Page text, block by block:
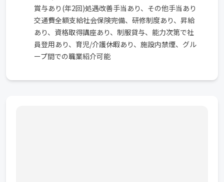
賞与あり(年2回)処遇改善手当あり、その他手当あり
交通費全額支給社会保険完備、研修制度あり、昇給
あり、資格取得講座あり、制服貸与、能力次第で社
員登用あり、育児/介護休暇あり、施設内禁煙、グル
ープ間での職業紹介可能